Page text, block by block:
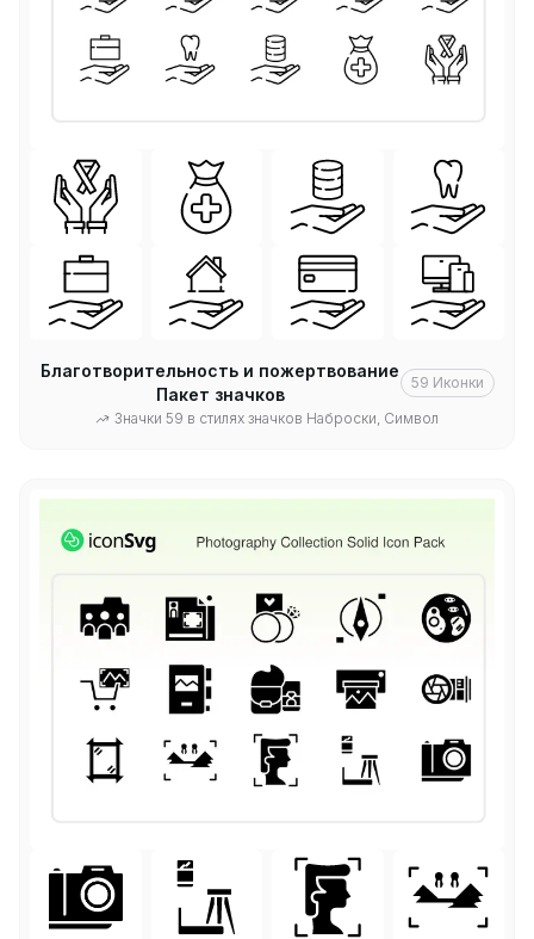
Благотворительность и пожертвование
Пакет значков
59 Иконки
Значки 59 в стилях значков Наброски, Символ